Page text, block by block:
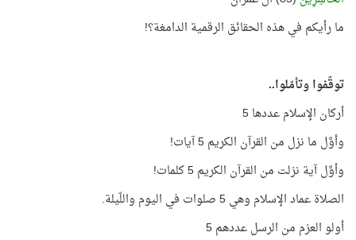
ما رأيكم في هذه الحقائق الرقمية الدامغة؟!
توقّفوا وتأمّلوا..
أركان الإسلام عددها 5
وأوَّل ما نزل من القرآن الكريم 5 آيات!
وأوَّل آية نزلت من القرآن الكريم 5 كلمات!
الصلاة عماد الإسلام وهي 5 صلوات في اليوم واللّيلة.
أولو العزم من الرسل عددهم 5